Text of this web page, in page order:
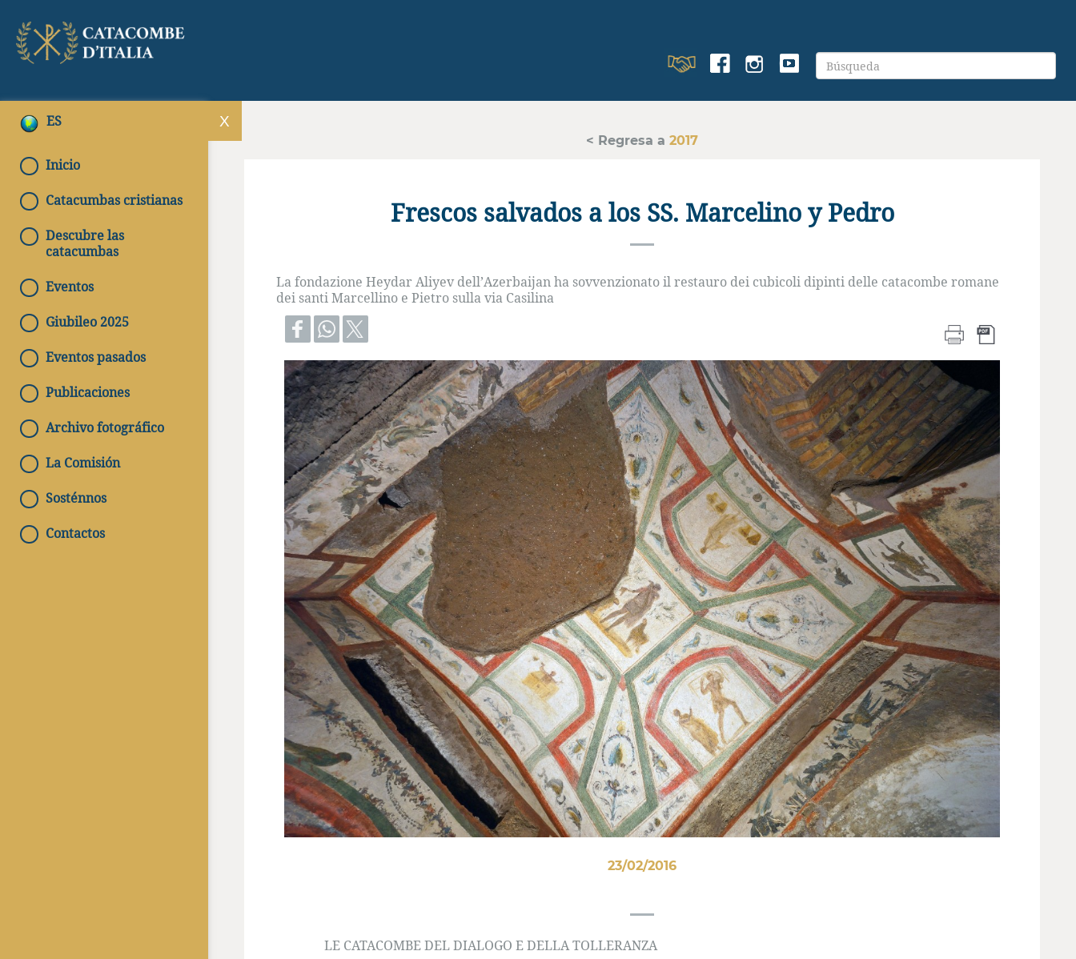
ES
Inicio
Catacumbas cristianas
Descubre las
catacumbas
Eventos
Giubileo 2025
Eventos pasados
Publicaciones
Archivo fotográfico
La Comisión
Sosténnos
Contactos
< Regresa a 2017
Frescos salvados a los SS. Marcelino y Pedro
La fondazione Heydar Aliyev dell’Azerbaijan ha sovvenzionato il restauro dei cubicoli dipinti delle catacombe romane
dei santi Marcellino e Pietro sulla via Casilina
23/02/2016
LE CATACOMBE DEL DIALOGO E DELLA TOLLERANZA